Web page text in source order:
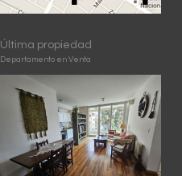
Última propiedad
Departamento en Venta